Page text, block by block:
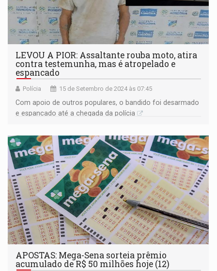
LEVOU A PIOR: Assaltante rouba moto, atira
contra testemunha, mas é atropelado e
espancado
Polícia 15 de Setembro de 2024 às 07:45
Com apoio de outros populares, o bandido foi desarmado
e espancado até a chegada da polícia
APOSTAS: Mega-Sena sorteia prêmio
acumulado de R$ 50 milhões hoje (12)